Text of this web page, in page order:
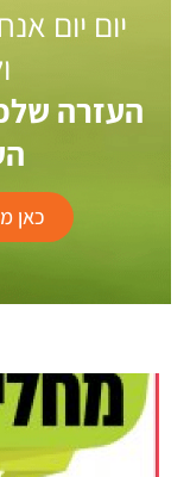
יום יום
העזרה
כאן